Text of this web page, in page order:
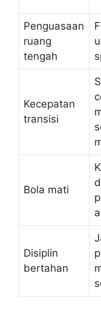
Penguasaan
ruang
tengah
Kecepatan
transisi
Bola mati
Disiplin
bertahan